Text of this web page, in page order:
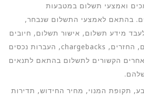
ואמצעי תשלום במטבעות
בהתאם לאמצעי התשלום שנבחר,
מידע תשלום, אישור תשלום, חיובים
חד-פעמיים או חוזרים, החזרים, chargebacks, העברות נכסים
אחרים הקשורים לתשלום בהתאם לתנאים
תקופת המנוי, מחיר החידוש, תדירות